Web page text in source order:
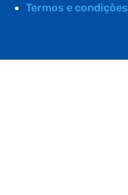
Termos e condições